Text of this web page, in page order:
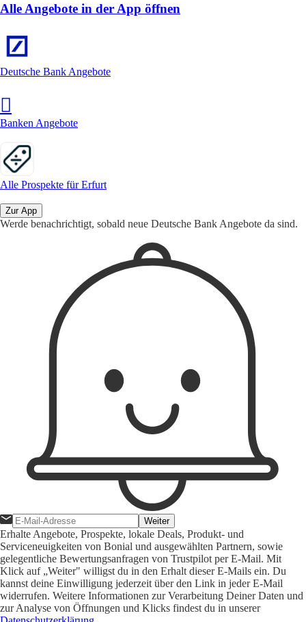
Alle Angebote in der App öffnen
Deutsche Bank Angebote
Banken Angebote
Alle Prospekte für Erfurt
Zur App
Werde benachrichtigt, sobald neue Deutsche Bank Angebote da sind.
Weiter
Erhalte Angebote, Prospekte, lokale Deals, Produkt- und
Serviceneuigkeiten von Bonial und ausgewählten Partnern, sowie
gelegentliche Bewertungsanfragen von Trustpilot per E-Mail. Mit
Klick auf „Weiter" willigst du in den Erhalt dieser E-Mails ein. Du
kannst deine Einwilligung jederzeit über den Link in jeder E-Mail
widerrufen. Weitere Informationen zur Verarbeitung Deiner Daten und
zur Analyse von Öffnungen und Klicks findest du in unserer